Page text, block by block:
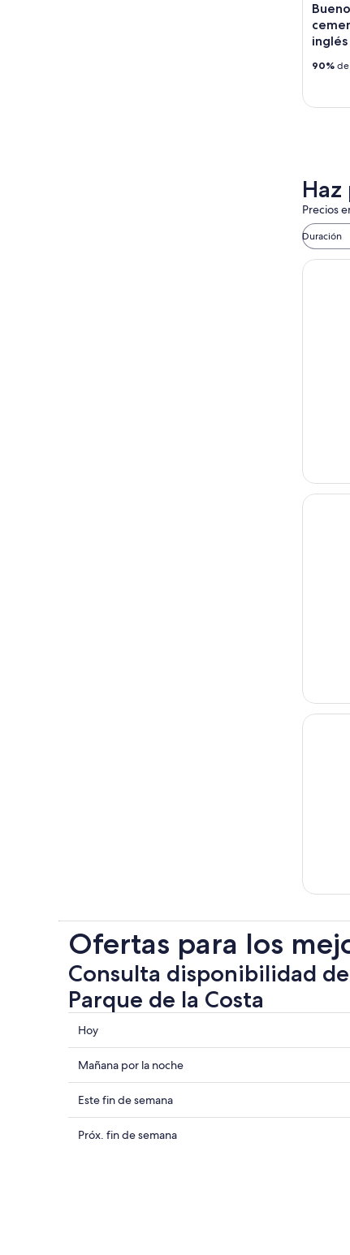
inglés
90%
Haz
Precios
Duración
Ofertas para los
Consulta disponibilidad
Parque de la Costa
Consultar
los
precios
cerca
de
Parque
de
Hoy
Consultar
precios
cerca
de
Parque
Mañana por la noche
Consultar
precios
cerca
Este fin de semana
Consultar
Próx. fin de semana